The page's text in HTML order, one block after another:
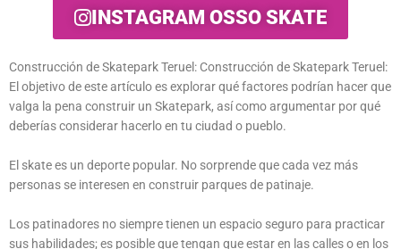
INSTAGRAM OSSO SKATE
Construcción de Skatepark Teruel: Construcción de Skatepark Teruel:
El objetivo de este artículo es explorar qué factores podrían hacer que
valga la pena construir un Skatepark, así como argumentar por qué
deberías considerar hacerlo en tu ciudad o pueblo.
El skate es un deporte popular. No sorprende que cada vez más
personas se interesen en construir parques de patinaje.
Los patinadores no siempre tienen un espacio seguro para practicar
sus habilidades; es posible que tengan que estar en las calles o en los